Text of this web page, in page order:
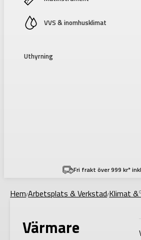
VVS & inomhusklimat
Uthyrning
Fri frakt över 999 kr*
Hem/Arbetsplats & Verkstad/Klimat
Värmare